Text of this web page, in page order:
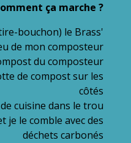
ça marche ?
bouchon) le Brass'
de mon composteur
du composteur
de compost sur les
côtés
cuisine dans le trou
je le comble avec des
déchets carbonés